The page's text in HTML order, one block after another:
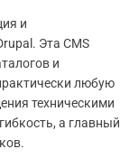
и
Эта CMS
и
любую
техническими
а главный